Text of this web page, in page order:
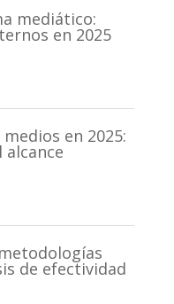
mediático:
en 2025
en 2025:
alcance
de efectividad